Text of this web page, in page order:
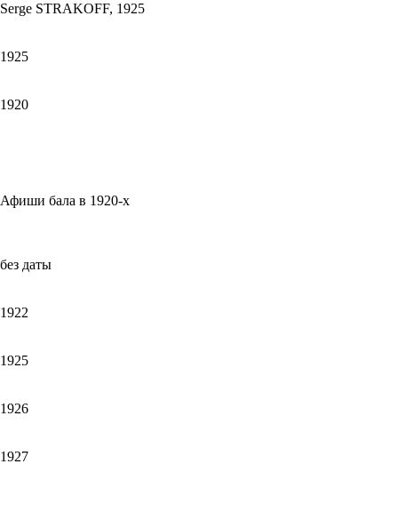
Serge STRAKOFF, 1925
1925
1920
Афиши бала в 1920-х
без даты
1922
1925
1926
1927